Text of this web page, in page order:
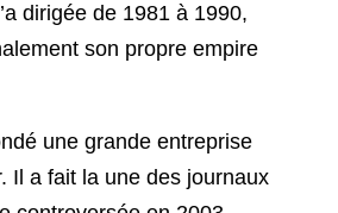
dirigée de 1981 à 1990,
son propre empire
une grande entreprise
Il a fait la une des journaux